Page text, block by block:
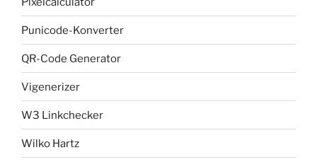
Punicode-Konverter
QR-Code Generator
Vigenerizer
W3 Linkchecker
Wilko Hartz